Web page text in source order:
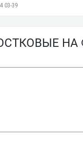
03-39
НА